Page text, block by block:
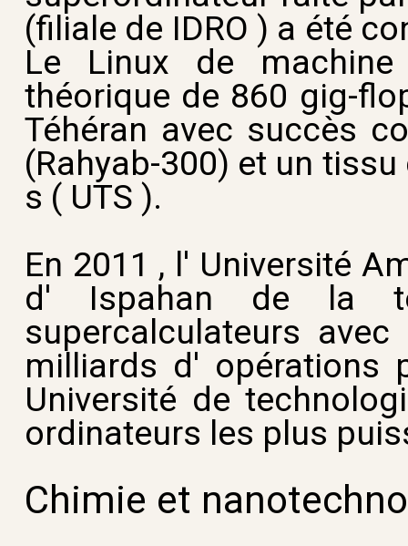
(filiale de IDRO ) a été
Le Linux de
théorique de 860 gig-
Téhéran avec succès
(Rahyab-300) et un
s ( UTS ).
En 2011 , l' Université
d' Ispahan de la
supercalculateurs
milliards d' opérations
Université de
ordinateurs les plus
Chimie et